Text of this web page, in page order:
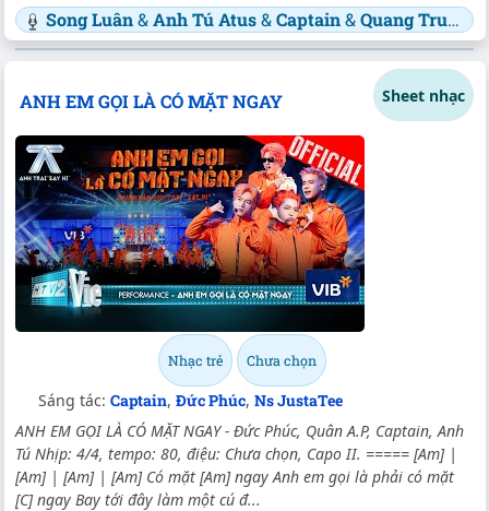
Song Luân&Anh Tú Atus&Captain&Quang Trung
ANH EM GỌI LÀ CÓ MẶT NGAY Sheet nhạc
Nhạc trẻ Chưa chọn
Sáng tác: Captain, Đức Phúc, Ns JustaTee
ANH EM GỌI LÀ CÓ MẶT NGAY - Đức Phúc, Quân A.P, Captain, Anh
Tú Nhịp: 4/4, tempo: 80, điệu: Chưa chọn, Capo II. ===== [Am] |
[Am] | [Am] | [Am] Có mặt [Am] ngay Anh em gọi là phải có mặt
[C] ngay Bay tới đây làm một cú đ...